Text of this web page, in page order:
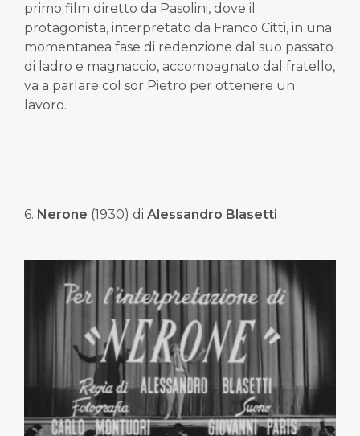
primo film diretto da Pasolini, dove il
protagonista, interpretato da Franco Citti, in una
momentanea fase di redenzione dal suo passato
di ladro e magnaccio, accompagnato dal fratello,
va a parlare col sor Pietro per ottenere un
lavoro.
6. Nerone (1930) di Alessandro Blasetti